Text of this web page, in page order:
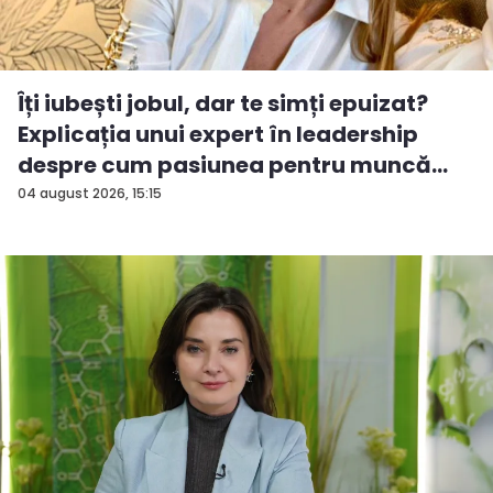
04 august 2026, 15:15
Îți iubești jobul, dar te simți epuizat?
Explicația unui expert în leadership
despre cum pasiunea pentru muncă
po...